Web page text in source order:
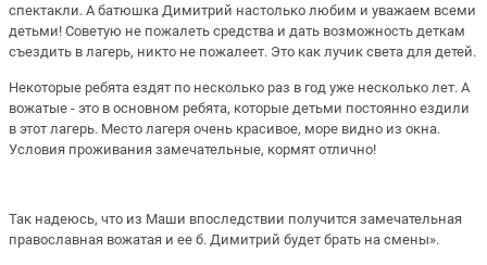
спектакли. А батюшка Димитрий настолько любим и уважаем всеми
детьми! Советую не пожалеть средства и дать возможность деткам
съездить в лагерь, никто не пожалеет. Это как лучик света для детей.
Некоторые ребята ездят по несколько раз в год уже несколько лет. А
вожатые - это в основном ребята, которые детьми постоянно ездили
в этот лагерь. Место лагеря очень красивое, море видно из окна.
Условия проживания замечательные, кормят отлично!
Так надеюсь, что из Маши впоследствии получится замечательная
православная вожатая и ее б. Димитрий будет брать на смены».